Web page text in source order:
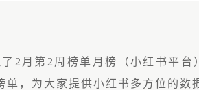
2月第2周榜单月榜（小红书平台
单，为大家提供小红书多方位的数